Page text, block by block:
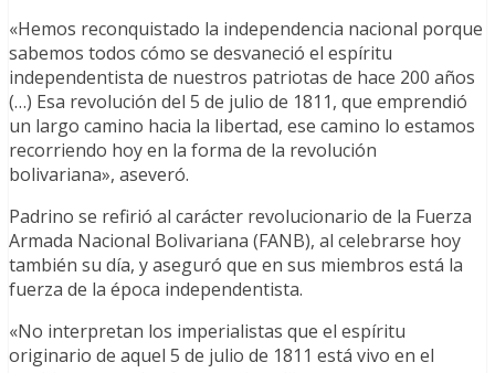
«Hemos reconquistado la independencia nacional porque
sabemos todos cómo se desvaneció el espíritu
independentista de nuestros patriotas de hace 200 años
(…) Esa revolución del 5 de julio de 1811, que emprendió
un largo camino hacia la libertad, ese camino lo estamos
recorriendo hoy en la forma de la revolución
bolivariana», aseveró.
Padrino se refirió al carácter revolucionario de la Fuerza
Armada Nacional Bolivariana (FANB), al celebrarse hoy
también su día, y aseguró que en sus miembros está la
fuerza de la época independentista.
«No interpretan los imperialistas que el espíritu
originario de aquel 5 de julio de 1811 está vivo en el